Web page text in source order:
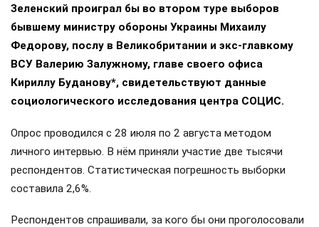
Зеленский проиграл бы во втором туре выборов
бывшему министру обороны Украины Михаилу
Федорову, послу в Великобритании и экс-главкому
ВСУ Валерию Залужному, главе своего офиса
Кириллу Буданову*, свидетельствуют данные
социологического исследования центра СОЦИС.
Опрос проводился с 28 июля по 2 августа методом
личного интервью. В нём приняли участие две тысячи
респондентов. Статистическая погрешность выборки
составила 2,6%.
Респондентов спрашивали, за кого бы они проголосовали